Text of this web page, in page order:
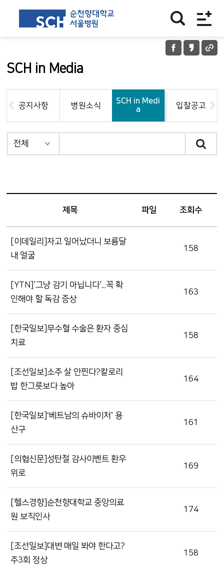
SCH in Media
공지사항 병원소식
SCH in Medi
a
입찰공고
제목 파일 조회수
[이데일리]자고 일어났더니 보름달
내 얼굴
158
[YTN]'그냥 감기 아닙니다'...꼭 확
인해야 할 독감 증상
163
[한국일보]무수혈 수술은 환자 중심
치료
158
[조선일보]소주 살 안찐다?칼로리
밥 한그릇보다 높아
164
[한국일보]‘베트남의 슈바이처’ 용
산구
161
[의협신문]성탄절 감사이벤트 환우
위로
169
[헬스경향]순천향대학교 중앙의료
원 보직인사
174
[조선일보]대변 매일 봐야 한다고?
주3회 정상
158